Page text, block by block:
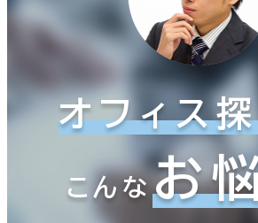
オフィス
こんなお